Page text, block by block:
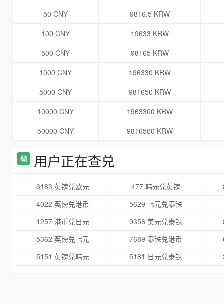
50 CNY
9816.5 KRW
100 CNY
19633 KRW
500 CNY
98165 KRW
1000 CNY
196330 KRW
5000 CNY
981650 KRW
10000 CNY
1963300 KRW
50000 CNY
9816500 KRW
用户正在查兑
6183 英镑兑欧元 477 韩元兑英镑
4022 英镑兑港币
5629 韩元兑泰铢
1257 港币兑日元
9356 美元兑泰铢
5362 英镑兑韩元
7689 泰铢兑港币
5151 英镑兑韩元
5181 日元兑泰铢